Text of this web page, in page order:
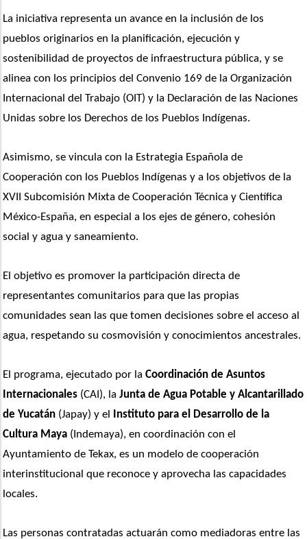
La iniciativa representa un avance en la inclusión de los
pueblos originarios en la planificación, ejecución y
sostenibilidad de proyectos de infraestructura pública, y se
alinea con los principios del Convenio 169 de la Organización
Internacional del Trabajo (OIT) y la Declaración de las Naciones
Unidas sobre los Derechos de los Pueblos Indígenas.
Asimismo, se vincula con la Estrategia Española de
Cooperación con los Pueblos Indígenas y a los objetivos de la
XVII Subcomisión Mixta de Cooperación Técnica y Científica
México-España, en especial a los ejes de género, cohesión
social y agua y saneamiento.
El objetivo es promover la participación directa de
representantes comunitarios para que las propias
comunidades sean las que tomen decisiones sobre el acceso al
agua, respetando su cosmovisión y conocimientos ancestrales.
El programa, ejecutado por la Coordinación de Asuntos
Internacionales (CAI), la Junta de Agua Potable y Alcantarillado
de Yucatán (Japay) y el
Instituto para el Desarrollo de la
Cultura Maya (Indemaya), en coordinación con el
Ayuntamiento de Tekax, es un modelo de cooperación
interinstitucional que reconoce y aprovecha las capacidades
locales.
Las personas contratadas actuarán como mediadoras entre las